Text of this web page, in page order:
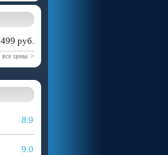
499 руб.
все цены >
8.9
9.0